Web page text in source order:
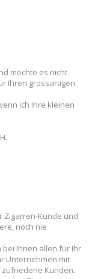
möchte es nicht
Ihren grossartigen
ich Ihre kleinen
Zigarren-Kunde und
noch nie
bei Ihnen allen für Ihr
Unternehmen mit
zufriedene Kunden.